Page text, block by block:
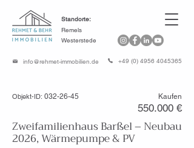
Standorte:
Remels
Westerstede
+49 (0) 4956 4045365
info@rehmet-immobilien.de
Objekt-ID: 032-26-45 Kaufen
550.000 €
Zweifamilienhaus Barßel – Neubau
2026, Wärmepumpe & PV